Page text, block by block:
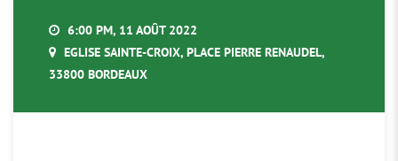
6:00 PM, 11 AOÛT 2022
EGLISE SAINTE-CROIX, PLACE PIERRE RENAUDEL,
33800 BORDEAUX